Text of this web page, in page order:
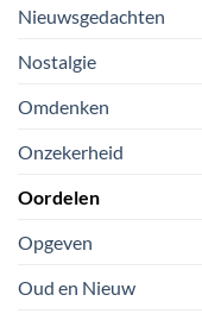
Nieuwsgedachten
Nostalgie
Omdenken
Onzekerheid
Oordelen
Opgeven
Oud en Nieuw